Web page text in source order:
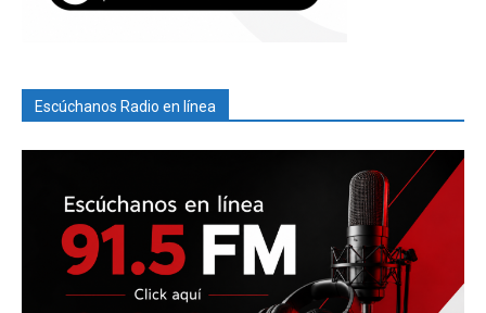
Escúchanos Radio en línea